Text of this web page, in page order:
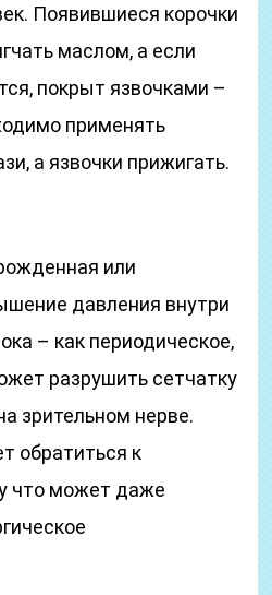
Появившиеся корочки
маслом, а если
покрыт язвочками –
применять
а язвочки прижигать.
или
давления внутри
– как периодическое,
разрушить сетчатку
зрительном нерве.
обратиться к
что может даже